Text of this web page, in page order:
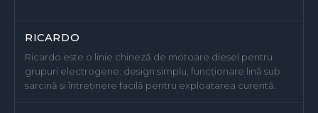
RICARDO
Ricardo este o linie chineză de motoare diesel pentru
grupuri electrogene: design simplu, funcționare lină sub
sarcină și întreținere facilă pentru exploatarea curentă.